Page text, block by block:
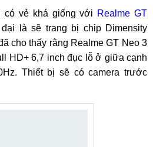
có vẻ khá giống với Realme GT
là sẽ trang bị chip Dimensity
cho thấy rằng Realme GT Neo 3
HD+ 6,7 inch đục lỗ ở giữa cạnh
Thiết bị sẽ có camera trước